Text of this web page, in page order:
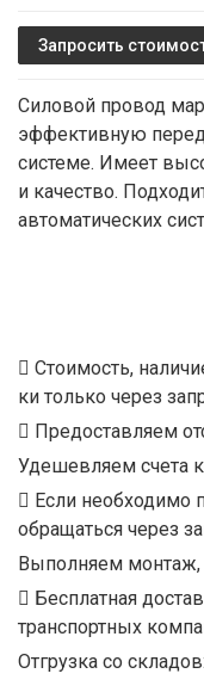
Запросить
Силовой провод
эффективную
системе. Имеет
и качество.
автоматических
Стоимость,
ки только через
Предоставляем
Удешевляем счета
Если необходимо
обращаться через
Выполняем
Бесплатная
транспортных
Отгрузка со